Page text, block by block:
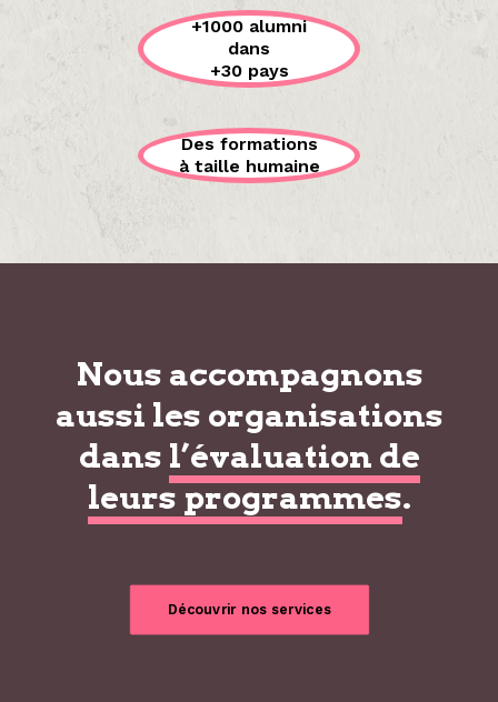
+1000 alumni
dans
+30 pays
Des formations
à taille humaine
Nous accompagnons
aussi les organisations
dans l’évaluation de
leurs programmes.
Découvrir nos services